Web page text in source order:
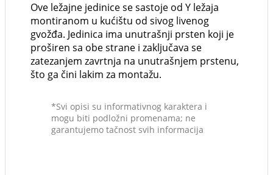
Ove ležajne jedinice se sastoje od Y ležaja
montiranom u kućištu od sivog livenog
gvožđa. Jedinica ima unutrašnji prsten koji je
proširen sa obe strane i zaključava se
zatezanjem zavrtnja na unutrašnjem prstenu,
što ga čini lakim za montažu.
*Svi opisi su informativnog karaktera i
mogu biti podložni promenama; ne
garantujemo tačnost svih informacija